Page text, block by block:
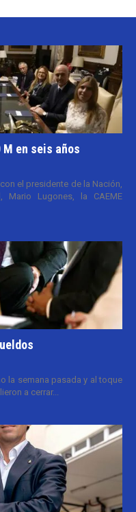
M en seis años
el presidente de la Nación,
Lugones, la CAEME
la semana pasada y al toque
a cerrar...